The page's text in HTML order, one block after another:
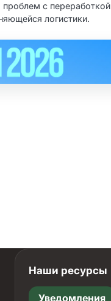
проблем с переработкой
логистики.
Наши ресурсы
Уведомления